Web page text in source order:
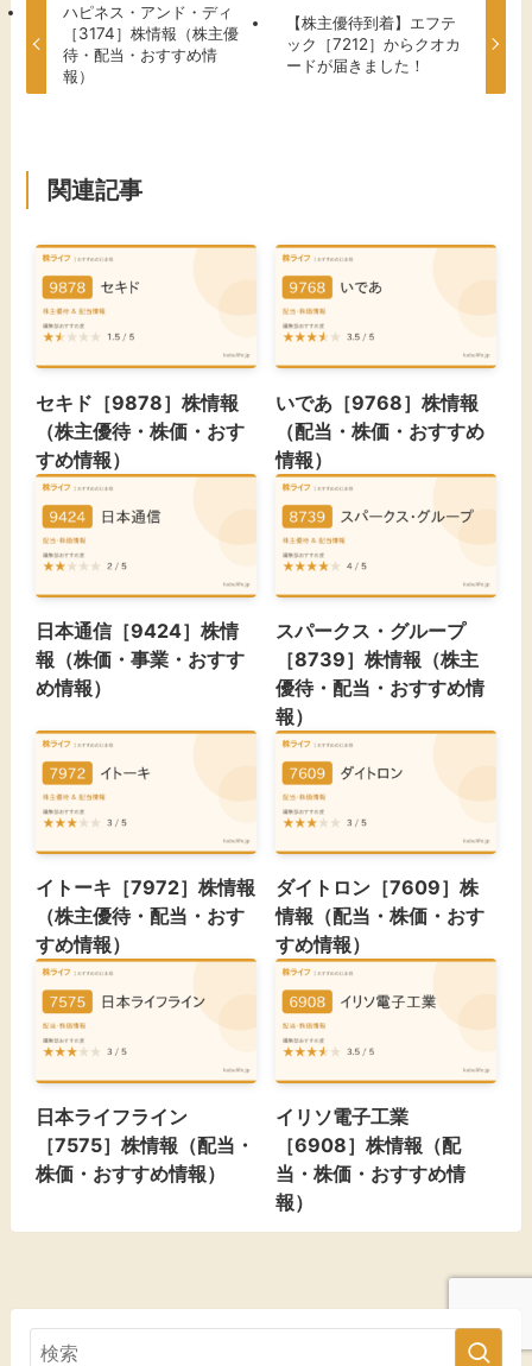
ハピネス・アンド・ディ
［3174］株情報（株主優
待・配当・おすすめ情
報）
【株主優待到着】エフテ
ック［7212］からクオカ
ードが届きました！
関連記事
セキド［9878］株情報
（株主優待・株価・おす
すめ情報）
いであ［9768］株情報
（配当・株価・おすすめ
情報）
日本通信［9424］株情
報（株価・事業・おすす
め情報）
スパークス・グループ
［8739］株情報（株主
優待・配当・おすすめ情
報）
イトーキ［7972］株情報
（株主優待・配当・おす
すめ情報）
ダイトロン［7609］株
情報（配当・株価・おす
すめ情報）
日本ライフライン
［7575］株情報（配当・
株価・おすすめ情報）
イリソ電子工業
［6908］株情報（配
当・株価・おすすめ情
報）